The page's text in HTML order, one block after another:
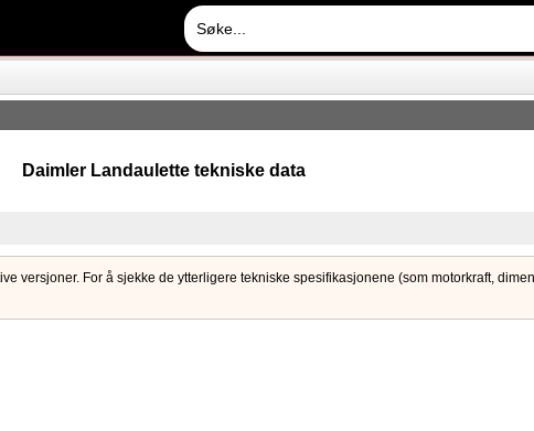
Daimler Landaulette tekniske data
versjoner. For å sjekke de ytterligere tekniske spesifikasjonene (som motorkraft,